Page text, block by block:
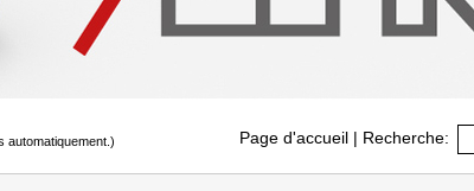
automatiquement.) Page d'accueil | Recherche: